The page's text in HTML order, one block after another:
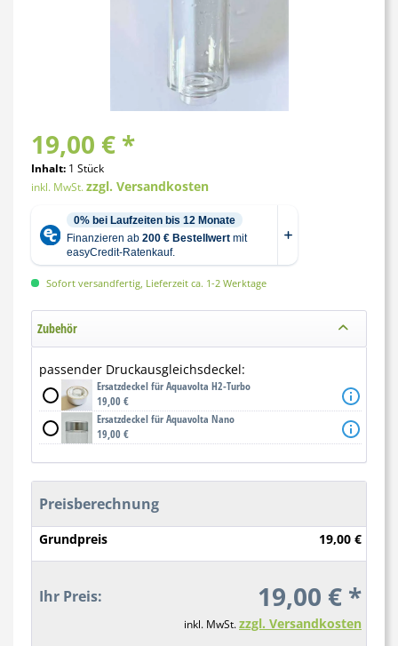
19,00 € *
Inhalt: 1 Stück
inkl. MwSt.zzgl. Versandkosten
Sofort versandfertig, Lieferzeit ca. 1-2 Werktage
Zubehör
passender Druckausgleichsdeckel:
Ersatzdeckel für Aquavolta H2-Turbo
19,00 €
Ersatzdeckel für Aquavolta Nano
19,00 €
Preisberechnung
Grundpreis 19,00 €
Ihr Preis: 19,00 € *
inkl. MwSt.zzgl. Versandkosten